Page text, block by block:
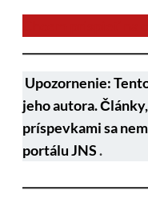
Upozornenie:
jeho autora.
príspevkami sa
portálu JNS.